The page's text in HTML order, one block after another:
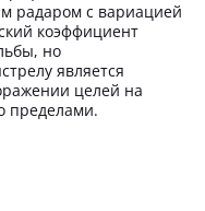
радаром с вариацией
коэффициент
но
является
целей на
пределами.